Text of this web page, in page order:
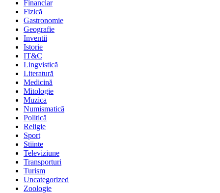
Financiar
Fizică
Gastronomie
Geografie
Inventii
Istorie
IT&C
Lingvistică
Literatură
Medicină
Mitologie
Muzica
Numismatică
Politică
Religie
Sport
Stiinte
Televiziune
Transporturi
Turism
Uncategorized
Zoologie